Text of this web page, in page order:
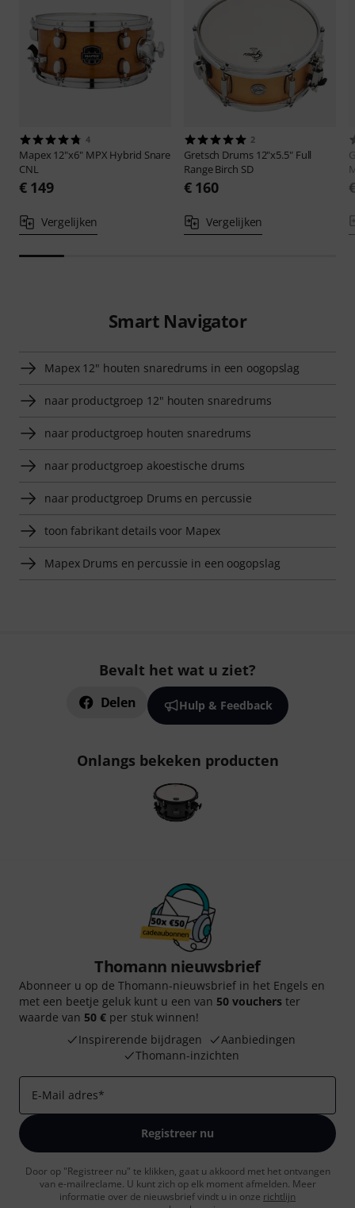
4
Mapex 12"x6" MPX Hybrid Snare
CNL
€ 149
Vergelijken
2
Gretsch Drums 12"x5.5" Full
Range Birch SD
€ 160
Vergelijken
Smart Navigator
Mapex 12" houten snaredrums in een oogopslag
naar productgroep 12" houten snaredrums
naar productgroep houten snaredrums
naar productgroep akoestische drums
naar productgroep Drums en percussie
toon fabrikant details voor Mapex
Mapex Drums en percussie in een oogopslag
Bevalt het wat u ziet?
Delen Hulp & Feedback
Onlangs bekeken producten
Thomann nieuwsbrief
Abonneer u op de Thomann-nieuwsbrief in het Engels en
met een beetje geluk kunt u een van 50 vouchers ter
waarde van 50 € per stuk winnen!
Inspirerende bijdragen
Aanbiedingen
Thomann-inzichten
E-Mail adres*
Registreer nu
Door op "Registreer nu" te klikken, gaat u akkoord met het ontvangen
van e-mailreclame. U kunt zich op elk moment afmelden. Meer
informatie over de nieuwsbrief vindt u in onze richtlijn